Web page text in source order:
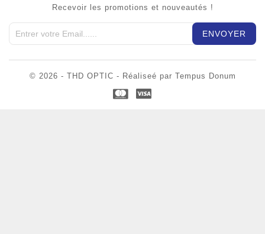
Recevoir les promotions et nouveautés !
© 2026 - THD OPTIC - Réaliseé par Tempus Donum